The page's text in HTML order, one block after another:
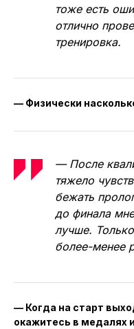
тоже есть
отлично
тренировка.
— Физически
— После
тяжело
бежать
до финала
лучше.
более-менее
— Когда на старт
окажитесь в медалях